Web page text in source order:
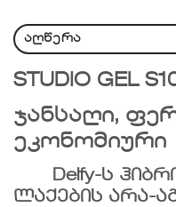
აღწერა
STUDIO GEL
ჯანსაღი,
ეკონომიური
Delfy-ს
ლაქების არა-